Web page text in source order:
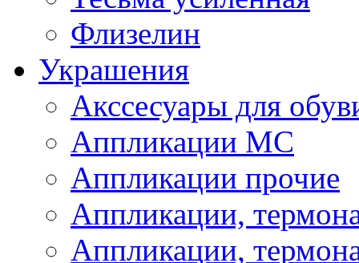
Флизелин
Украшения
Акссесуары для
Аппликации МС
Аппликации прочие
Аппликации,
Аппликации,